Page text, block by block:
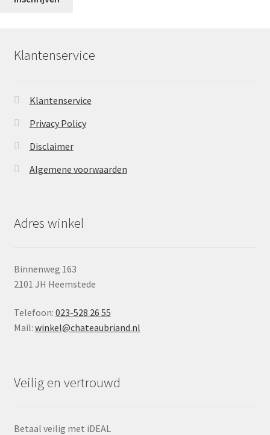
Klantenservice
Klantenservice
Privacy Policy
Disclaimer
Algemene voorwaarden
Adres winkel
Binnenweg 163
2101 JH Heemstede
Telefoon: 023-528 26 55
Mail: winkel@chateaubriand.nl
Veilig en vertrouwd
Betaal veilig met iDEAL